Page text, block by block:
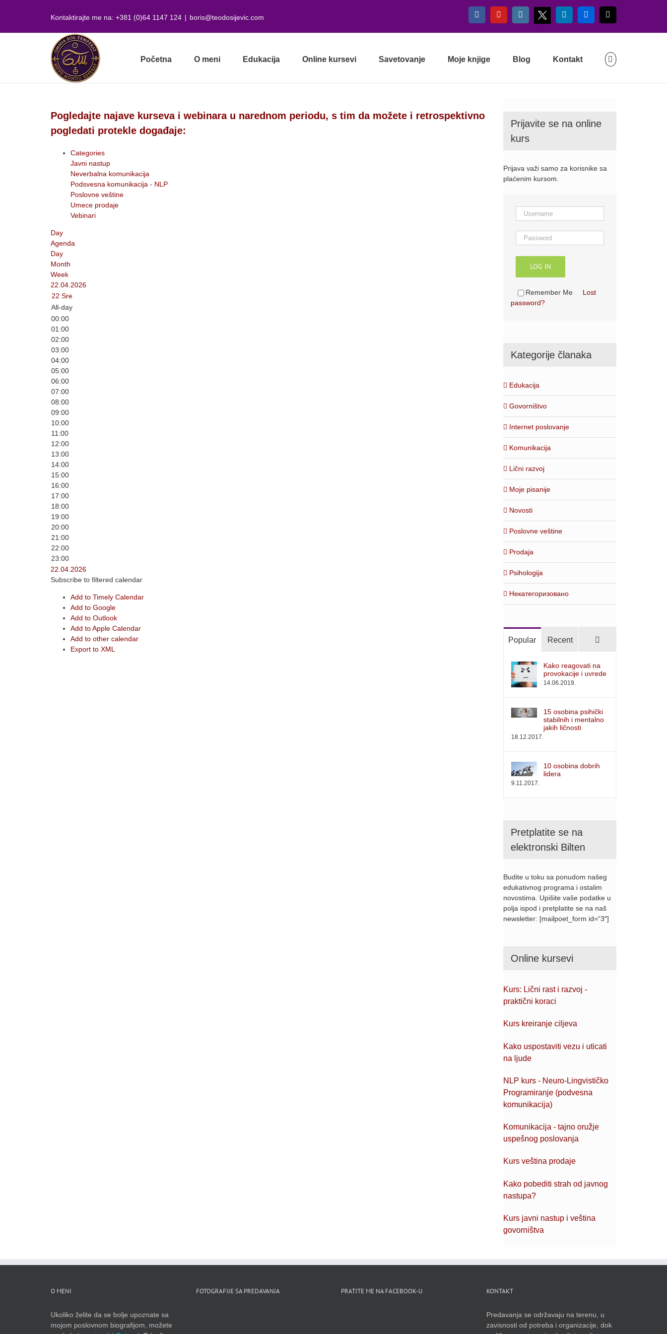
Kontaktirajte me na: +381 (0)64 1147 124 | boris@teodosijevic.com FacebookYouTubeInstagram
X LinkedInFlickr
Početna O meni Edukacija Online kursevi Savetovanje Moje knjige Blog Kontakt
Pogledajte najave kurseva i webinara u narednom periodu, s tim da možete i retrospektivno
pogledati protekle događaje:
Categories
Javni nastup
Neverbalna komunikacija
Podsvesna komunikacija - NLP
Poslovne veštine
Umece prodaje
Vebinari
Day
Agenda
Day
Month
Week
22.04.2026
22 Sre
All-day
00:00
01:00
02:00
03:00
04:00
05:00
06:00
07:00
08:00
09:00
10:00
11:00
12:00
13:00
14:00
15:00
16:00
17:00
18:00
19:00
20:00
21:00
22:00
23:00
22.04.2026
Subscribe to filtered calendar
Add to Timely Calendar
Add to Google
Add to Outlook
Add to Apple Calendar
Add to other calendar
Export to XML
Prijavite se na online
kurs
Prijava važi samo za korisnike sa
plaćenim kursom.
LOG IN
Remember Me
Lost
password?
Kategorije članaka
Edukacija
Govorništvo
Internet poslovanje
Komunikacija
Lični razvoj
Moje pisanije
Novosti
Poslovne veštine
Prodaja
Psihologija
Некатегоризовано
Popular Recent
Kako reagovati na
provokacije i uvrede
14.06.2019.
15 osobina psihički
stabilnih i mentalno
jakih ličnosti
18.12.2017.
10 osobina dobrih
lidera
9.11.2017.
Pretplatite se na
elektronski Bilten
Budite u toku sa ponudom našeg
edukativnog programa i ostalim
novostima. Upišite vaše podatke u
polja ispod i pretplatite se na naš
newsletter: [mailpoet_form id=“3″]
Online kursevi
Kurs: Lični rast i razvoj -
praktični koraci
Kurs kreiranje ciljeva
Kako uspostaviti vezu i uticati
na ljude
NLP kurs - Neuro-Lingvističko
Programiranje (podvesna
komunikacija)
Komunikacija - tajno oružje
uspešnog poslovanja
Kurs veština prodaje
Kako pobediti strah od javnog
nastupa?
Kurs javni nastup i veština
govorništva
O MENI
Ukoliko želite da se bolje upoznate sa
mojom poslovnom biografijom, možete
FOTOGRAFIJE SA PREDAVANJA PRATITE ME NA FACEBOOK-U KONTAKT
Predavanja se održavaju na terenu, u
zavisnosti od potreba i organizacije, dok